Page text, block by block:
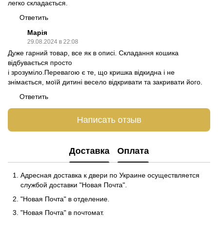
легко складається.
Ответить
Марія
29.08.2024 в 22:08
Дуже гарний товар, все як в описі. Складання кошика
відбувається просто
і зрозуміло.Перевагою є те, що кришка відкидна і не
знімається, моїй дитині весело відкривати та закривати його.
Ответить
Написать отзыв
Доставка Оплата
Адресная доставка к двери по Украине осуществляется
службой доставки "Новая Почта".
"Новая Почта" в отделение.
"Новая Почта" в почтомат.